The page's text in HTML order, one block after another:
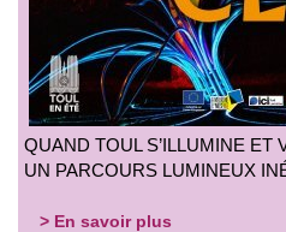
QUAND TOUL S’ILLUMINE ET
UN PARCOURS LUMINEUX
> En savoir plus